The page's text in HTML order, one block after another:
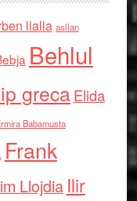
llalla asllan
Behlul
grecaElida
Babamusta
Frank
Llojdia Ilir